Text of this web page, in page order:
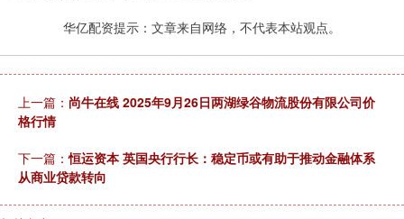
华亿配资提示：文章来自网络，不代表本站观点。
上一篇： 尚牛在线 2025年9月26日两湖绿谷物流股份有限公司价
格行情
下一篇：恒运资本 英国央行行长：稳定币或有助于推动金融体系
从商业贷款转向